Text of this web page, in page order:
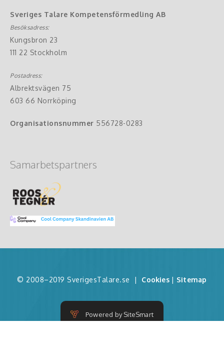
Sveriges Talare Kompetensförmedling AB
Besöksadress:
Kungsbron 23
111 22 Stockholm
Postadress:
Albrektsvägen 75
603 66 Norrköping
Organisationsnummer 556728-0283
Samarbetspartners
© 2008–2019 SverigesTalare.se | Cookies | Sitemap
Powered by SiteSmart